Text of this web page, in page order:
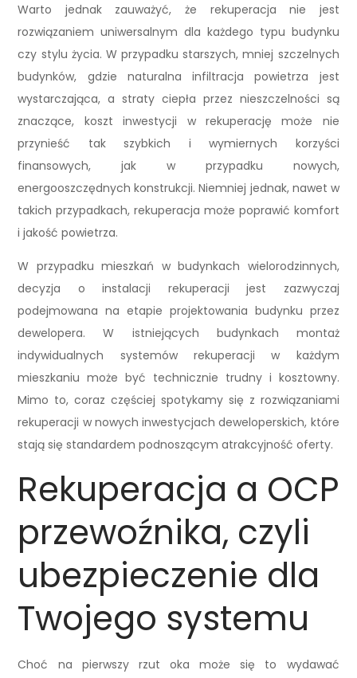
Warto jednak zauważyć, że rekuperacja nie jest
rozwiązaniem uniwersalnym dla każdego typu budynku
czy stylu życia. W przypadku starszych, mniej szczelnych
budynków, gdzie naturalna infiltracja powietrza jest
wystarczająca, a straty ciepła przez nieszczelności są
znaczące, koszt inwestycji w rekuperację może nie
przynieść tak szybkich i wymiernych korzyści
finansowych, jak w przypadku nowych,
energooszczędnych konstrukcji. Niemniej jednak, nawet w
takich przypadkach, rekuperacja może poprawić komfort
i jakość powietrza.
W przypadku mieszkań w budynkach wielorodzinnych,
decyzja o instalacji rekuperacji jest zazwyczaj
podejmowana na etapie projektowania budynku przez
dewelopera. W istniejących budynkach montaż
indywidualnych systemów rekuperacji w każdym
mieszkaniu może być technicznie trudny i kosztowny.
Mimo to, coraz częściej spotykamy się z rozwiązaniami
rekuperacji w nowych inwestycjach deweloperskich, które
stają się standardem podnoszącym atrakcyjność oferty.
Rekuperacja a OCP
przewoźnika, czyli
ubezpieczenie dla
Twojego systemu
Choć na pierwszy rzut oka może się to wydawać